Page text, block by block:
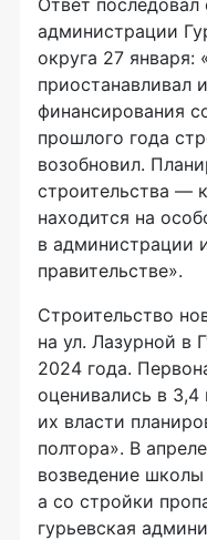
администрации
округа 27 января:
приостанавливал
финансирования
прошлого года
возобновил.
строительства —
находится на
в администрации
правительстве».
Строительство
на ул. Лазурной в
2024 года.
оценивались в
их власти
полтора». В
возведение
а со стройки
гурьевская